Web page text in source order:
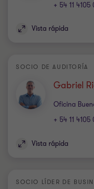
+ 54 11 4105
Vista rápida
SOCIO DE AUDITORÍA
Gabriel
Oficina
Oficina
+ 54 11 4105
Vista rápida
SOCIO LÍDER DE